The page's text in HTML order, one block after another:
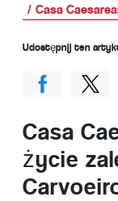
Casa
Casa
życie
Udostępnij ten